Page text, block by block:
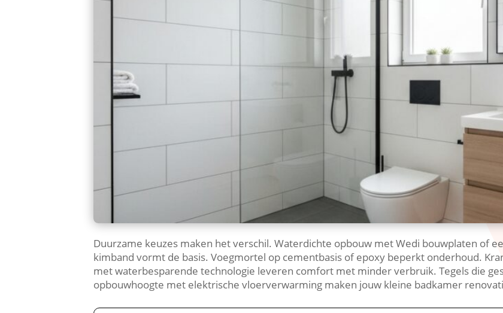
Duurzame keuzes maken het verschil.​ Waterdichte opbouw met Wedi bouwplaten of
kimband vormt de basis.​ Voegmortel op cementbasis of epoxy beperkt onderhoud.​
met waterbesparende technologie leveren comfort met minder verbruik.​ Tegels die
opbouwhoogte met elektrische vloerverwarming maken jouw kleine badkamer